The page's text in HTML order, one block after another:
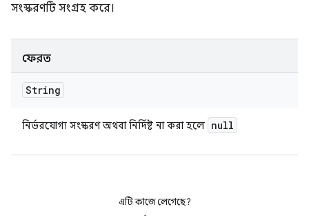
সংস্করণটি সংগ্রহ করে।
ফেরত
String
নির্ভরযোগ্য সংস্করণ অথবা নির্দিষ্ট না করা হলে null
এটি কাজে লেগেছে?